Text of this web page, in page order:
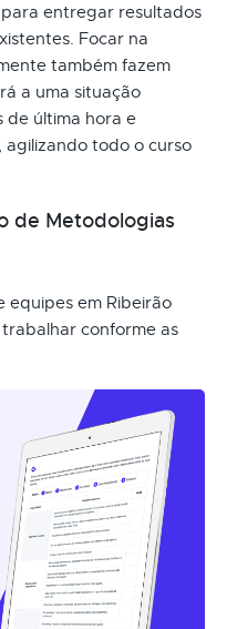
entregar resultados
Focar na
também fazem
a uma situação
de última hora e
agilizando todo o curso
de Metodologias
equipes em Ribeirão
conforme as